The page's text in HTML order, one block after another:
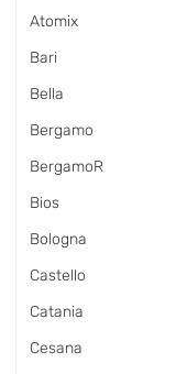
Atomix
Bari
Bella
Bergamo
BergamoR
Bios
Bologna
Castello
Catania
Cesana